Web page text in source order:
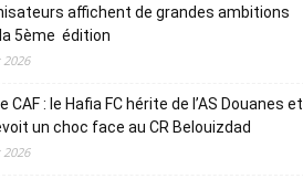
affichent de grandes ambitions
5ème édition
CAF : le Hafia FC hérite de l’AS Douanes et
un choc face au CR Belouizdad